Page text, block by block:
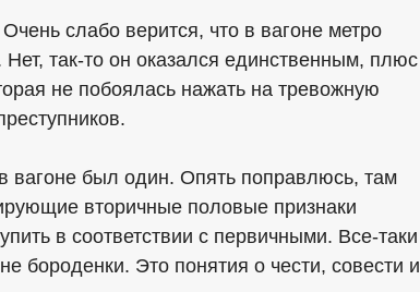
слабо верится, что в вагоне метро
так-то он оказался единственным, плюс
не побоялась нажать на тревожную
вагоне был один. Опять поправлюсь, там
вторичные половые признаки
в соответствии с первичными. Все-таки
бороденки. Это понятия о чести, совести и